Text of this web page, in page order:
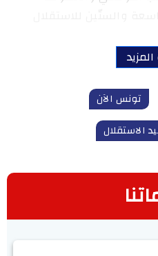
تونس الآن
الاستقلال